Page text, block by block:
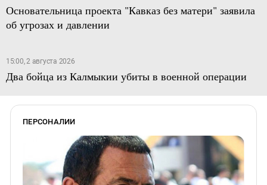
Основательница проекта "Кавказ без матери" заявила
об угрозах и давлении
15:00, 2 августа 2026
Два бойца из Калмыкии убиты в военной операции
ПЕРСОНАЛИИ